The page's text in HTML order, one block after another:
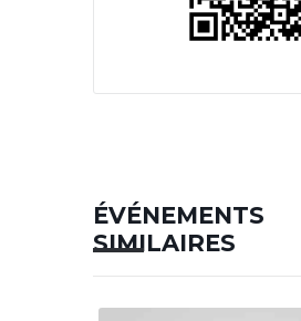
ÉVÉNEMENTS
SIMILAIRES